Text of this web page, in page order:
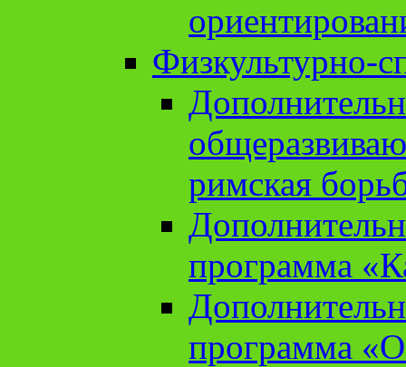
Физкультурно-
римская
программа
программа